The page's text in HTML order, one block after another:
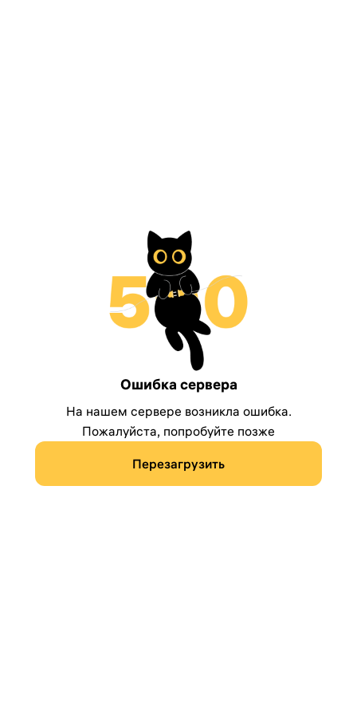
Ошибка сервера
На нашем сервере возникла ошибка.
Пожалуйста, попробуйте позже
Перезагрузить